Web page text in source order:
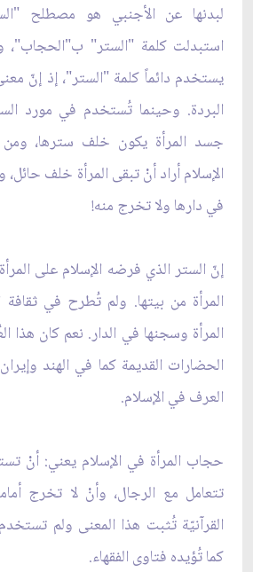
لبدنها عن الأجنبي هو مصطلح
استبدلت كلمة "الستر" ب"الحجاب"،
يستخدم دائماً كلمة "الستر"، إذ إنّ
البردة. وحينما تُستخدم في مورد
جسد المرأة يكون خلف سترها،
الإسلام أراد أنْ تبقى المرأة خلف
في دارها ولا تخرج منه!
إنّ الستر الذي فرضه الإسلام على
المرأة من بيتها. ولم تُطرح في
المرأة وسجنها في الدار. نعم كان
الحضارات القديمة كما في الهند
العرف في الإسلام.
حجاب المرأة في الإسلام يعني: أنْ
تتعامل مع الرجال، وأنْ لا تخرج
القرآنيّة تُثبت هذا المعنى ولم
كما تُؤيده فتاوى الفقهاء.